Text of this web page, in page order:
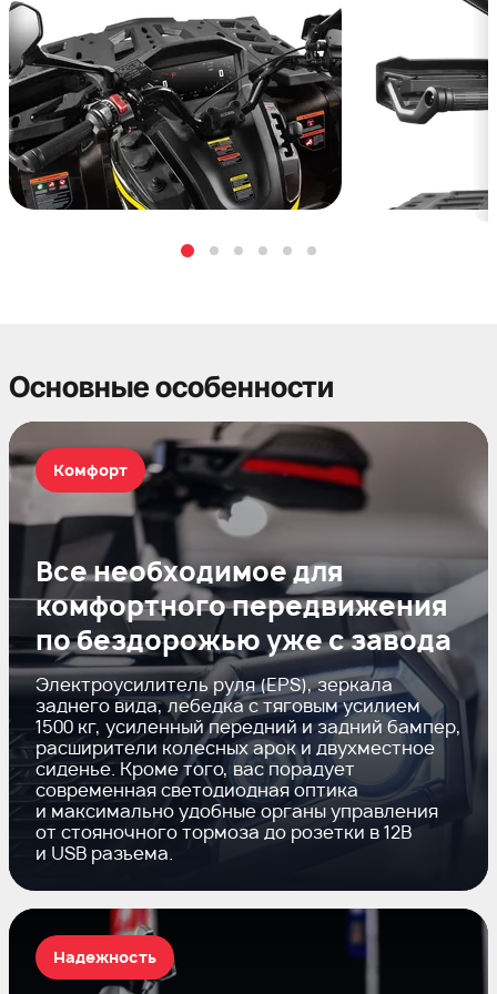
Основные особенности
Все необходимое для
комфортного передвижения
по бездорожью уже с завода
Электроусилитель руля (EPS), зеркала
заднего вида, лебедка с тяговым усилием
1500 кг, усиленный передний и задний бампер,
расширители колесных арок и двухместное
сиденье. Кроме того, вас порадует
современная светодиодная оптика
и максимально удобные органы управления
от стояночного тормоза до розетки в 12В
и USB разъема.
Комфорт
Надежность